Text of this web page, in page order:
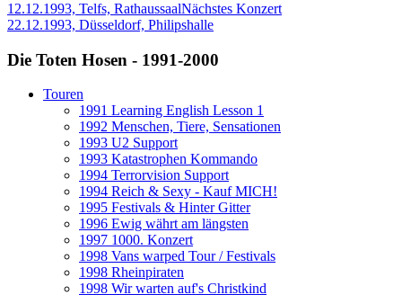
12.12.1993, Telfs, RathaussaalNächstes Konzert
22.12.1993, Düsseldorf, Philipshalle
Die Toten Hosen - 1991-2000
Touren
1991 Learning English Lesson 1
1992 Menschen, Tiere, Sensationen
1993 U2 Support
1993 Katastrophen Kommando
1994 Terrorvision Support
1994 Reich & Sexy - Kauf MICH!
1995 Festivals & Hinter Gitter
1996 Ewig währt am längsten
1997 1000. Konzert
1998 Vans warped Tour / Festivals
1998 Rheinpiraten
1998 Wir warten auf's Christkind